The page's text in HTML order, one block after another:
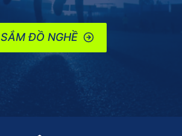
SẮM ĐỒ NGHỀ